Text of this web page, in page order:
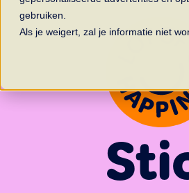
gebruiken.
Als je weigert, zal je informatie niet